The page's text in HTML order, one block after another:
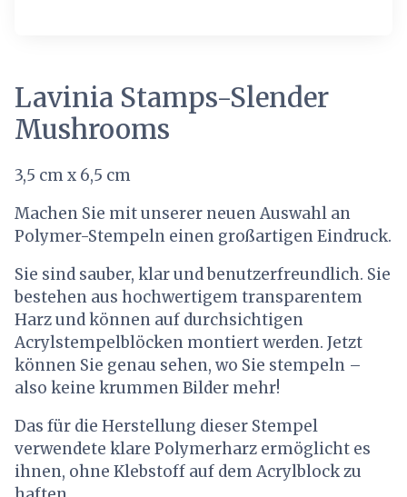
Lavinia Stamps-Slender
Mushrooms
3,5 cm x 6,5 cm
Machen Sie mit unserer neuen Auswahl an
Polymer-Stempeln einen großartigen Eindruck.
Sie sind sauber, klar und benutzerfreundlich. Sie
bestehen aus hochwertigem transparentem
Harz und können auf durchsichtigen
Acrylstempelblöcken montiert werden. Jetzt
können Sie genau sehen, wo Sie stempeln –
also keine krummen Bilder mehr!
Das für die Herstellung dieser Stempel
verwendete klare Polymerharz ermöglicht es
ihnen, ohne Klebstoff auf dem Acrylblock zu